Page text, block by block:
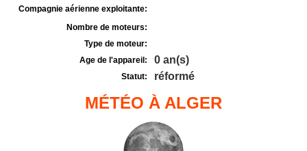
Compagnie aérienne exploitante:
Nombre de moteurs:
Type de moteur:
Age de l'appareil:
0 an(s)
Statut: réformé
MÉTÉO À ALGER